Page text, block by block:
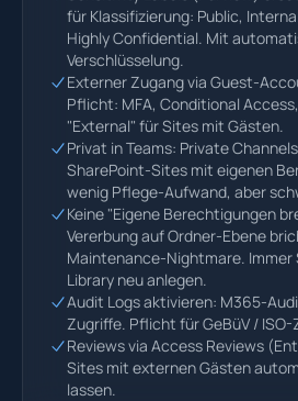
für Klassifizierung: Public,
Highly Confidential. Mit
Verschlüsselung.
Externer Zugang via Guest-
Pflicht: MFA, Conditional
"External" für Sites mit Gästen.
Privat in Teams: Private
SharePoint-Sites mit eigenen
wenig Pflege-Aufwand, aber
Keine "Eigene Berechtigungen
Vererbung auf Ordner-Ebene
Maintenance-Nightmare. Immer
Library neu anlegen.
Audit Logs aktivieren: M365-
Zugriffe. Pflicht für GeBüV /
Reviews via Access Reviews
Sites mit externen Gästen
lassen.